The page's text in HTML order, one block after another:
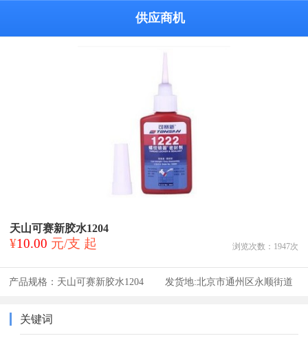
供应商机
天山可赛新胶水1204
¥10.00 元/支 起 浏览次数： 1947次
产品规格： 天山可赛新胶水1204 发货地:北京市通州区永顺街道
关键词